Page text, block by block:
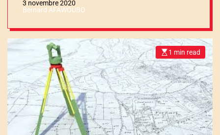
au Togo
décomplexent le
domaine et
soulagent les
acteurs
3 novembre 2020
Bernard AFAWOUBO
E
s
t
i
m
a
t
e
d
r
e
a
1 min read